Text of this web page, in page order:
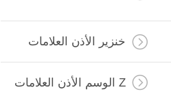
خنزير الأذن العلامات
Z الوسم الأذن العلامات